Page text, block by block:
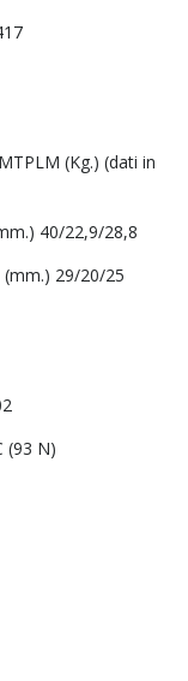
(Kg.) (dati in
40/22,9/28,8
29/20/25
(93 N)